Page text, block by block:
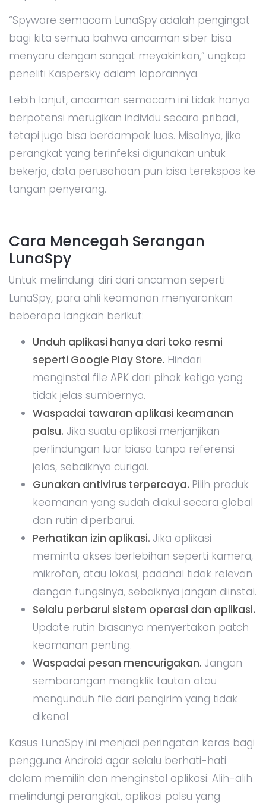
“Spyware semacam LunaSpy adalah pengingat
bagi kita semua bahwa ancaman siber bisa
menyaru dengan sangat meyakinkan,” ungkap
peneliti Kaspersky dalam laporannya.
Lebih lanjut, ancaman semacam ini tidak hanya
berpotensi merugikan individu secara pribadi,
tetapi juga bisa berdampak luas. Misalnya, jika
perangkat yang terinfeksi digunakan untuk
bekerja, data perusahaan pun bisa terekspos ke
tangan penyerang.
Cara Mencegah Serangan
LunaSpy
Untuk melindungi diri dari ancaman seperti
LunaSpy, para ahli keamanan menyarankan
beberapa langkah berikut:
Unduh aplikasi hanya dari toko resmi
seperti Google Play Store. Hindari
menginstal file APK dari pihak ketiga yang
tidak jelas sumbernya.
Waspadai tawaran aplikasi keamanan
palsu. Jika suatu aplikasi menjanjikan
perlindungan luar biasa tanpa referensi
jelas, sebaiknya curigai.
Gunakan antivirus terpercaya. Pilih produk
keamanan yang sudah diakui secara global
dan rutin diperbarui.
Perhatikan izin aplikasi. Jika aplikasi
meminta akses berlebihan seperti kamera,
mikrofon, atau lokasi, padahal tidak relevan
dengan fungsinya, sebaiknya jangan diinstal.
Selalu perbarui sistem operasi dan aplikasi.
Update rutin biasanya menyertakan patch
keamanan penting.
Waspadai pesan mencurigakan. Jangan
sembarangan mengklik tautan atau
mengunduh file dari pengirim yang tidak
dikenal.
Kasus LunaSpy ini menjadi peringatan keras bagi
pengguna Android agar selalu berhati-hati
dalam memilih dan menginstal aplikasi. Alih-alih
melindungi perangkat, aplikasi palsu yang